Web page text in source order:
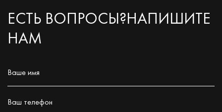
ЕСТЬ ВОПРОСЫ? НАПИШИТЕ
НАМ
Ваше имя
Ваш телефон